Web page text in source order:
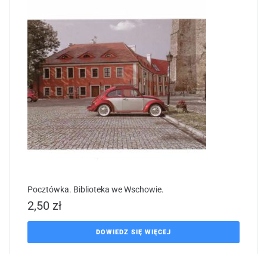
Pocztówka. Biblioteka we Wschowie.
2,50 zł
DOWIEDZ SIĘ WIĘCEJ